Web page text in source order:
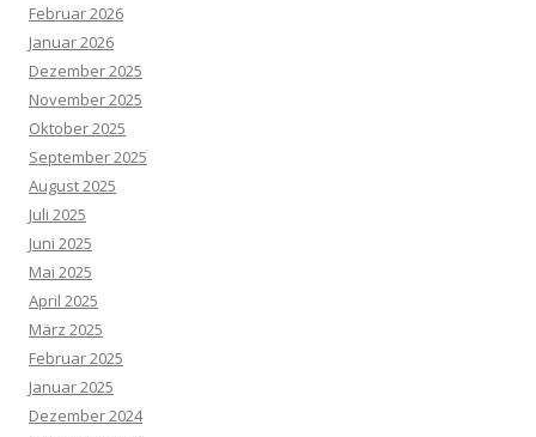
Februar 2026
Januar 2026
Dezember 2025
November 2025
Oktober 2025
September 2025
August 2025
Juli 2025
Juni 2025
Mai 2025
April 2025
März 2025
Februar 2025
Januar 2025
Dezember 2024